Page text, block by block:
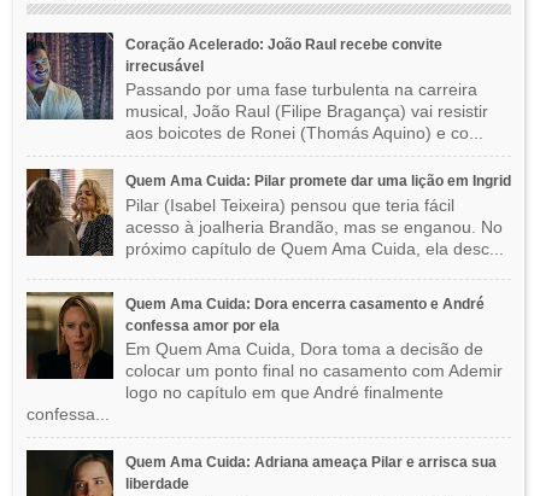
Coração Acelerado: João Raul recebe convite
irrecusável
Passando por uma fase turbulenta na carreira
musical, João Raul (Filipe Bragança) vai resistir
aos boicotes de Ronei (Thomás Aquino) e co...
Quem Ama Cuida: Pilar promete dar uma lição em Ingrid
Pilar (Isabel Teixeira) pensou que teria fácil
acesso à joalheria Brandão, mas se enganou. No
próximo capítulo de Quem Ama Cuida, ela desc...
Quem Ama Cuida: Dora encerra casamento e André
confessa amor por ela
Em Quem Ama Cuida, Dora toma a decisão de
colocar um ponto final no casamento com Ademir
logo no capítulo em que André finalmente
confessa...
Quem Ama Cuida: Adriana ameaça Pilar e arrisca sua
liberdade